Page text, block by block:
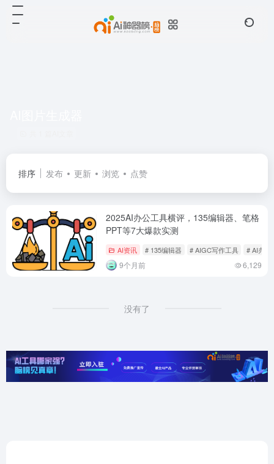
排序 发布 更新 浏览 点赞
2025AI办公工具横评，135编辑器、笔格
PPT等7大爆款实测
AI资讯 # 135编辑器 # AIGC写作工具 # AI办公
9个月前 6,129
没有了